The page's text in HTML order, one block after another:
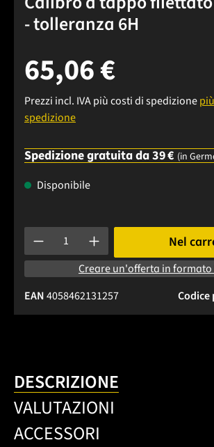
- tolleranza 6H
65,06 €
Prezzi incl. IVA più costi di spedizione
spedizione
Spedizione gratuita da 39 € (in
Disponibile
Quantità del prodotto: inserisci la
Nel
Creare un'offerta in formato
Codice
EAN4058462131257
DESCRIZIONE
VALUTAZIONI
ACCESSORI